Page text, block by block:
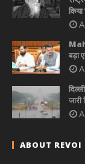
बड़ा
ABOUT REVOI